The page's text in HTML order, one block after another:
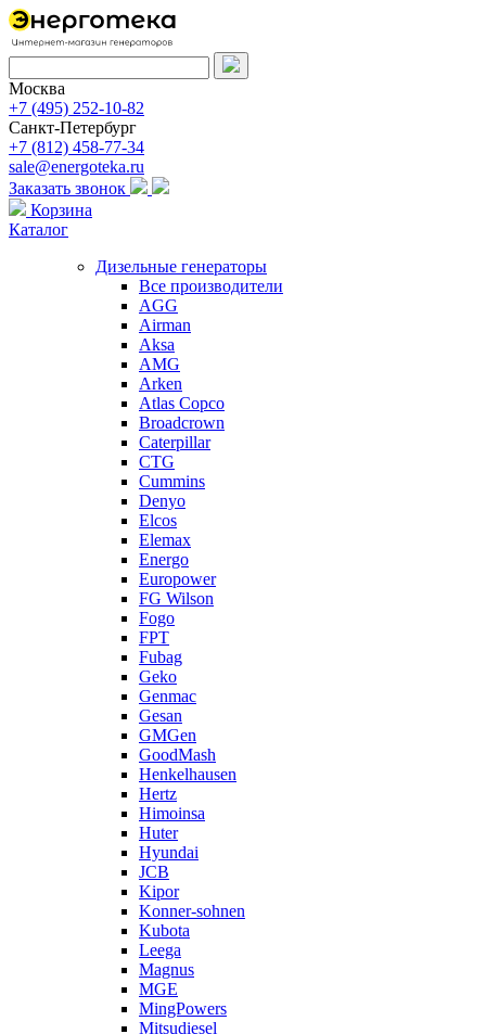
Москва
+7 (495) 252-10-82
Санкт-Петербург
+7 (812) 458-77-34
sale@energoteka.ru
Заказать звонок
Корзина
Каталог
Дизельные генераторы
Все производители
AGG
Airman
Aksa
AMG
Arken
Atlas Copco
Broadcrown
Caterpillar
CTG
Cummins
Denyo
Elcos
Elemax
Energo
Europower
FG Wilson
Fogo
FPT
Fubag
Geko
Genmac
Gesan
GMGen
GoodMash
Henkelhausen
Hertz
Himoinsa
Huter
Hyundai
JCB
Kipor
Konner-sohnen
Kubota
Leega
Magnus
MGE
MingPowers
Mitsudiesel